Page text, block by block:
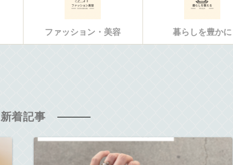
ファッション・美容 暮らしを豊かに
新着記事